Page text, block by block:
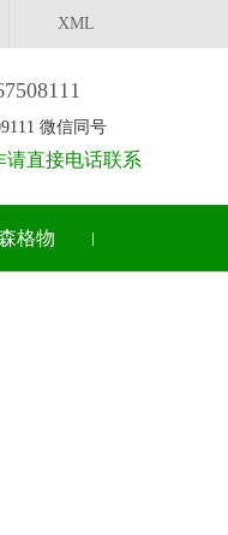
XML
微信同号
请直接电话联系
格物